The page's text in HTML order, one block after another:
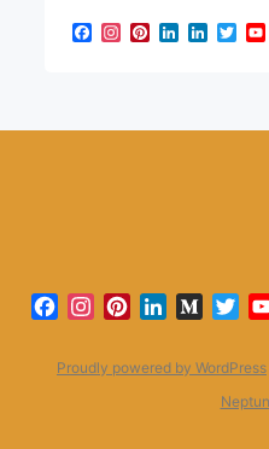
Facebook
Instagram
Pinterest
LinkedIn
Facebook
Instagram
PinterestLinkedIn
Proudly powered by WordPress